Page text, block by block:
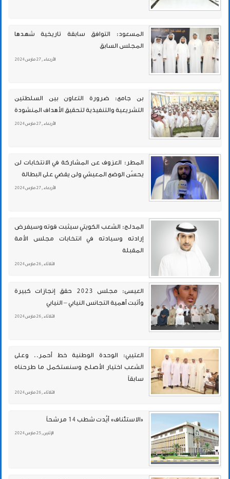
المسعود: التوافق سابقة تاريخية شهدها
المجلس السابق
الأربعاء , 27 مارس 2024
بن جامع: ضرورة التعاون بين السلطتين
التشريعية والتنفيذية لتحقيق الأهداف المنشودة
الأربعاء , 27 مارس 2024
المطر: العزوف عن المشاركة في الانتخابات لن
يحسّن الوضع المعيشي ولن يقضي على البطالة
الأربعاء , 27 مارس 2024
المدلج: الشعب الكويتي سيثبت قوته وسيفرض
إرادته وسيادته في انتخابات مجلس الأمة
المقبلة
الثلاثاء , 26 مارس 2024
العيسى: مجلس 2023 حقق إنجازات كبيرة
وأثبت أهمية التجانس النيابي – النيابي
الثلاثاء , 26 مارس 2024
العتيبي: الوحدة الوطنية خط أحمر.. وعلى
الشعب اختيار الأصلح وسنستكمل ما طرحناه
سابقاً
الثلاثاء , 26 مارس 2024
«الاستئناف» أيَّدت شطب 14 مرشحاً
الإثنين , 25 مارس 2024